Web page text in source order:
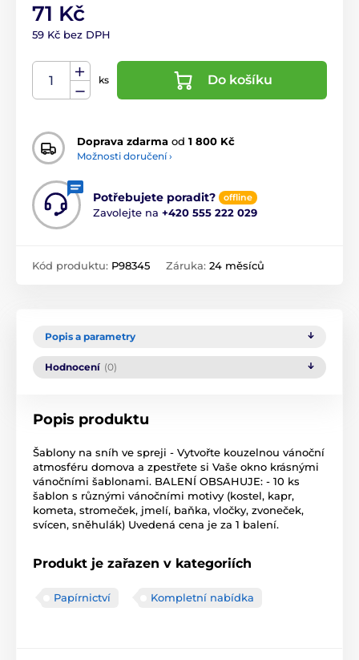
71 Kč
59 Kč bez DPH
ks Do košíku
Doprava zdarma od 1 800 Kč
Možnosti doručení ›
Potřebujete poradit? offline
Zavolejte na +420 555 222 029
Kód produktu: P98345 Záruka: 24 měsíců
Popis a parametry
Hodnocení (0)
Popis produktu
Šablony na sníh ve spreji - Vytvořte kouzelnou vánoční
atmosféru domova a zpestřete si Vaše okno krásnými
vánočními šablonami. BALENÍ OBSAHUJE: - 10 ks
šablon s různými vánočními motivy (kostel, kapr,
kometa, stromeček, jmelí, baňka, vločky, zvoneček,
svícen, sněhulák) Uvedená cena je za 1 balení.
Produkt je zařazen v kategoriích
Papírnictví Kompletní nabídka